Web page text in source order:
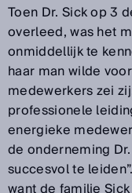
Toen Dr. Sick op 3
overleed, was het
onmiddellijk te
haar man wilde
medewerkers zei
professionele
energieke
de onderneming
succesvol te